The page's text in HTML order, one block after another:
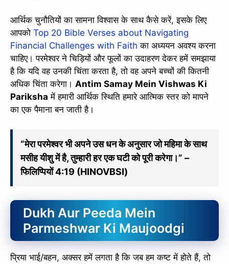
आर्थिक चुनौतियों का सामना विश्वास के साथ कैसे करें, इसके लिए
आपको Top 20 Bible Verses about Navigating
Financial Challenges with Faith का अध्ययन अवश्य करना
चाहिए। परमेश्वर ने चिड़ियों और फूलों का उदाहरण देकर हमें समझाया
है कि यदि वह उनकी चिंता करता है, तो वह अपने बच्चों की कितनी
अधिक चिंता करेगा। Antim Samay Mein Vishwas Ki
Pariksha में हमारी आर्थिक स्थिति हमारे आत्मिक स्तर को मापने
का एक पैमाना बन जाती है।
“मेरा परमेश्वर भी अपने उस धन के अनुसार जो महिमा के साथ
मसीह यीशु में है, तुम्हारी हर एक घटी को पूरी करेगा।” –
फिलिप्पियों 4:19 (HINOVBSI)
Dukh Aur Peeda Mein
Parmeshwar Ki Maujoodgi
प्रिया भाई/बहन, अक्सर हमें लगता है कि जब हम कष्ट में होते हैं, तो